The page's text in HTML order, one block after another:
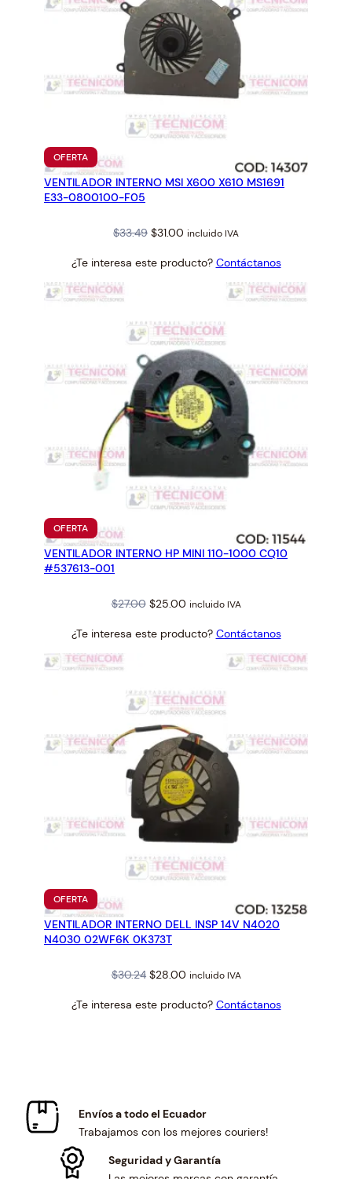
OFERTAPRODUCTO
EN
OFERTA
VENTILADOR INTERNO MSI X600 X610 MS1691
E33-0800100-F05
$33.49 Original
was:
$31.00 Current
is:
incluido IVA
¿Te interesa este producto? Contáctanos
OFERTAPRODUCTO
EN
OFERTA
VENTILADOR INTERNO HP MINI 110-1000 CQ10
#537613-001
$27.00 Original
was:
$25.00Current
is:
incluido IVA
¿Te interesa este producto? Contáctanos
OFERTAPRODUCTO
EN
OFERTA
VENTILADOR INTERNO DELL INSP 14V N4020
N4030 02WF6K 0K373T
$30.24 Original
was:
$28.00Current
is:
incluido IVA
¿Te interesa este producto? Contáctanos
Envíos a todo el Ecuador
Trabajamos con los mejores couriers!
Seguridad y Garantía